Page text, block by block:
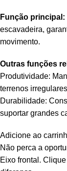
Função principal:
escavadeira,
movimento.
Outras funções
Produtividade:
terrenos
Durabilidade:
suportar grandes
Adicione ao
Não perca a
Eixo frontal.